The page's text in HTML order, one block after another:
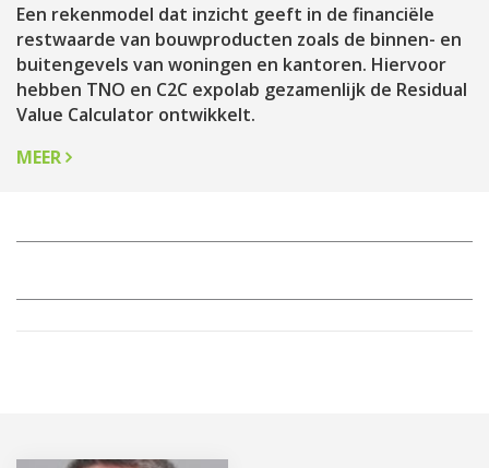
Een rekenmodel dat inzicht geeft in de financiële
restwaarde van bouwproducten zoals de binnen- en
buitengevels van woningen en kantoren. Hiervoor
hebben TNO en C2C expolab gezamenlijk de Residual
Value Calculator ontwikkelt.
MEER